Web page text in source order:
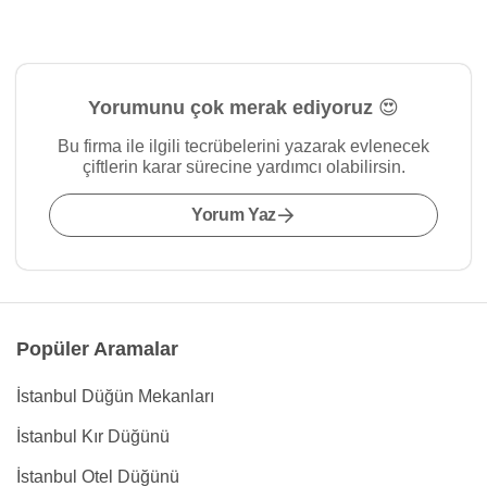
Yorumunu çok merak ediyoruz 😍
Bu firma ile ilgili tecrübelerini yazarak evlenecek
çiftlerin karar sürecine yardımcı olabilirsin.
Yorum Yaz
Popüler Aramalar
İstanbul Düğün Mekanları
İstanbul Kır Düğünü
İstanbul Otel Düğünü